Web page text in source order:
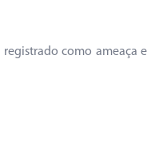
como ameaça e